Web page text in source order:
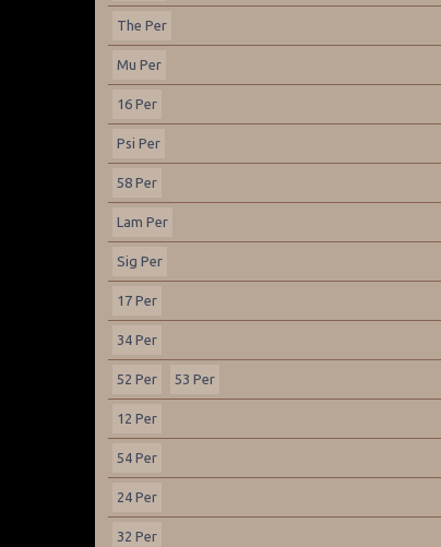
The Per
Mu Per
16 Per
Psi Per
58 Per
Lam Per
Sig Per
17 Per
34 Per
52 Per 53 Per
12 Per
54 Per
24 Per
32 Per